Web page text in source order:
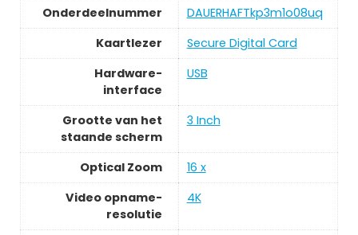
Onderdeelnummer
‎DAUERHAFTkp3m1o08uq
Kaartlezer
‎Secure Digital Card
Hardware-
interface
‎USB
Grootte van het
staande scherm
‎3 Inch
Optical Zoom
‎16 x
Video opname-
resolutie
‎4K